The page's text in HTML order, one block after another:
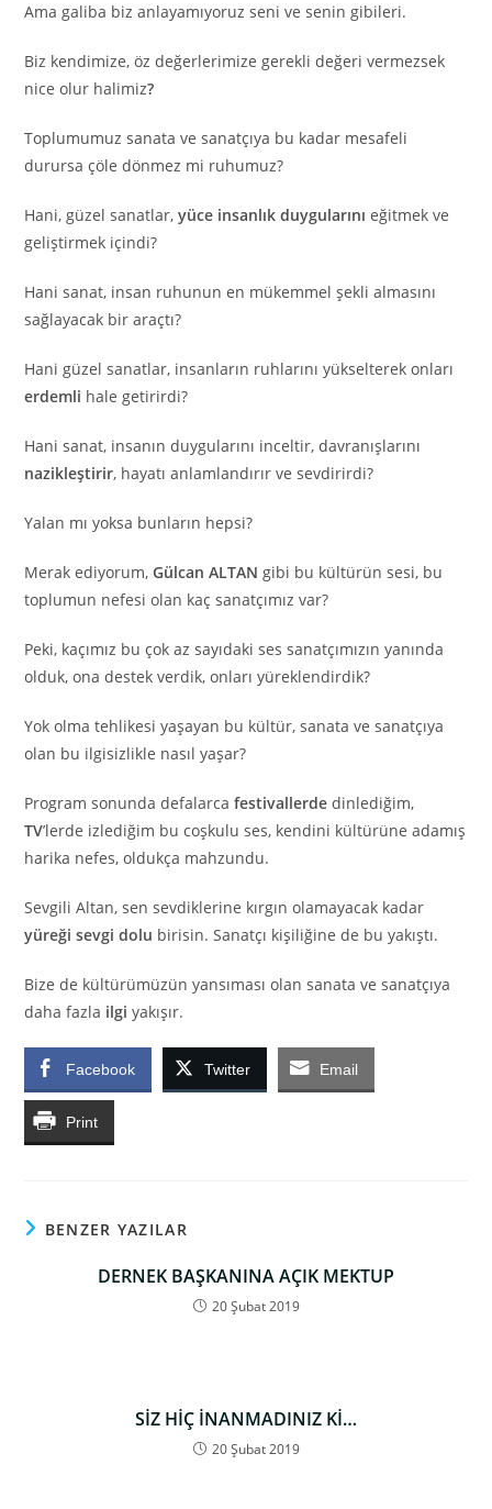
Ama galiba biz anlayamıyoruz seni ve senin gibileri.
Biz kendimize, öz değerlerimize gerekli değeri vermezsek
nice olur halimiz?
Toplumumuz sanata ve sanatçıya bu kadar mesafeli
durursa çöle dönmez mi ruhumuz?
Hani, güzel sanatlar,yüce insanlık duygularını eğitmek ve
geliştirmek içindi?
Hani sanat, insan ruhunun en mükemmel şekli almasını
sağlayacak bir araçtı?
Hani güzel sanatlar, insanların ruhlarını yükselterek onları
erdemli hale getirirdi?
Hani sanat, insanın duygularını inceltir, davranışlarını
nazikleştirir, hayatı anlamlandırır ve sevdirirdi?
Yalan mı yoksa bunların hepsi?
Merak ediyorum,Gülcan ALTAN gibi bu kültürün sesi, bu
toplumun nefesi olan kaç sanatçımız var?
Peki, kaçımız bu çok az sayıdaki ses sanatçımızın yanında
olduk, ona destek verdik, onları yüreklendirdik?
Yok olma tehlikesi yaşayan bu kültür, sanata ve sanatçıya
olan bu ilgisizlikle nasıl yaşar?
Program sonunda defalarcafestivallerdedinlediğim,
TV’lerde izlediğim bu coşkulu ses, kendini kültürüne adamış
harika nefes, oldukça mahzundu.
Sevgili Altan, sen sevdiklerine kırgın olamayacak kadar
yüreği sevgi dolu birisin. Sanatçı kişiliğine de bu yakıştı.
Bize de kültürümüzün yansıması olan sanata ve sanatçıya
daha fazla ilgi yakışır.
Facebook Twitter Email
Print
BENZER YAZILAR
DERNEK BAŞKANINA AÇIK MEKTUP
20 Şubat 2019
SİZ HİÇ İNANMADINIZ Kİ…
20 Şubat 2019